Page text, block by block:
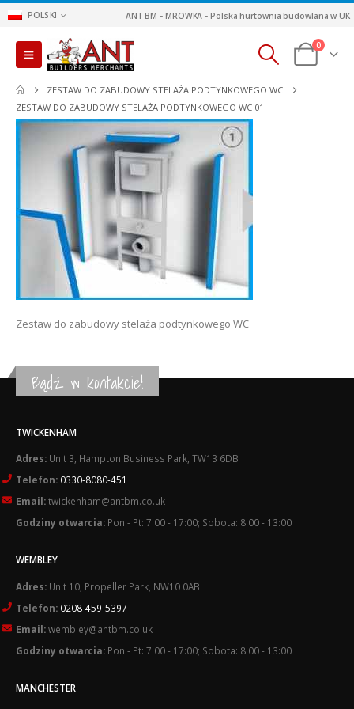
POLSKI ANT BM - MROWKA - Polska hurtownia budowlana w UK
0
ZESTAW DO ZABUDOWY STELAŻA PODTYNKOWEGO WC
ZESTAW DO ZABUDOWY STELAŻA PODTYNKOWEGO WC 01
Zestaw do zabudowy stelaża podtynkowego WC
Bądź w kontakcie!
TWICKENHAM
Adres: Unit 3, Hampton Business Park, TW13 6DB
Telefon: 0330-8080-451
Email:twickenham@antbm.co.uk
Godziny otwarcia: Pon - Pt: 7:00 - 17:00; Sobota: 8:00 - 13:00
WEMBLEY
Adres: Unit 10, Propeller Park, NW10 0AB
Telefon: 0208-459-5397
Email:wembley@antbm.co.uk
Godziny otwarcia: Pon - Pt: 7:00 - 17:00; Sobota: 8:00 - 13:00
MANCHESTER